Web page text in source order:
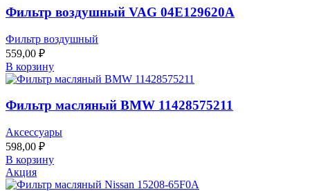
Фильтр воздушный VAG 04E129620A
Фильтр воздушный
559,00 ₽
В корзину
Фильтр масляный BMW 11428575211
Аксессуары
598,00 ₽
В корзину
Акция